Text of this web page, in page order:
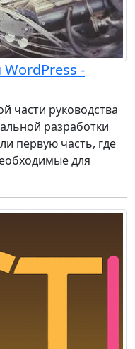
-
части руководства
разработки
первую часть, где
для